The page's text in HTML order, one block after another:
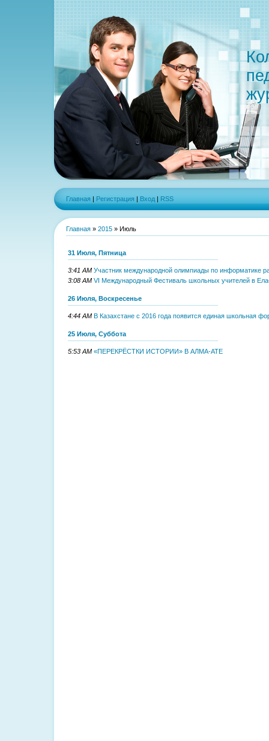
Главная | Регистрация | Вход | RSS
Главная » 2015 » Июль
31 Июля, Пятница
3:41 AM Участник международной олимпиады по информатике
3:08 AM VI Международный Фестиваль школьных учителей в
26 Июля, Воскресенье
4:44 AM В Казахстане с 2016 года появится единая школьная
25 Июля, Суббота
5:53 AM «ПЕРЕКРЁСТКИ ИСТОРИИ» В АЛМА-АТЕ